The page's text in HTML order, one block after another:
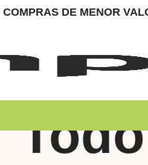
DE MENOR